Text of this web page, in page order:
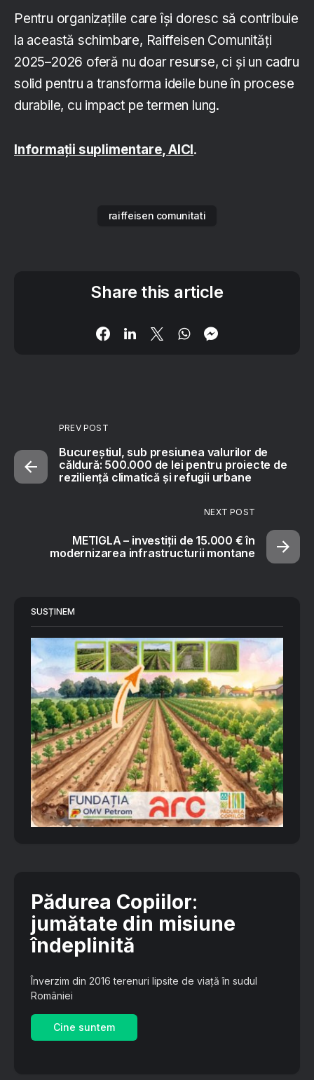
Pentru organizațiile care își doresc să contribuie
la această schimbare, Raiffeisen Comunități
2025–2026 oferă nu doar resurse, ci și un cadru
solid pentru a transforma ideile bune în procese
durabile, cu impact pe termen lung.
Informații suplimentare, AICI.
raiffeisen comunitati
Share this article
PREV POST
Bucureștiul, sub presiunea valurilor de
căldură: 500.000 de lei pentru proiecte de
reziliență climatică și refugii urbane
NEXT POST
METIGLA – investiții de 15.000 € în
modernizarea infrastructurii montane
SUSȚINEM
Pădurea Copiilor:
jumătate din misiune
îndeplinită
Înverzim din 2016 terenuri lipsite de viață în sudul
României
Cine suntem